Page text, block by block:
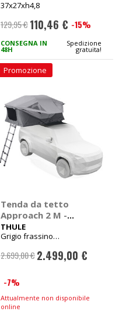
37x27xh4,8
129,95 € Prezzo
speciale
110,46 € -15%
CONSEGNA IN
48H
Spedizione
gratuita!
Promozione
Tenda da tetto
Approach 2 M -
THULE
THULE
Grigio frassino
2.699,00 € Prezzo
2.499,00 €
-7%
Attualmente non disponibile
online